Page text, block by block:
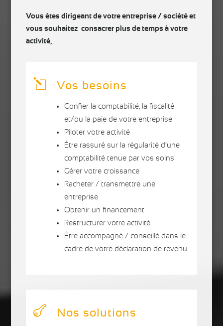
Vous êtes dirigeant de votre entreprise / société et
vous souhaitez consacrer plus de temps à votre
activité,
l Vos besoins
Confier la comptabilité, la fiscalité
et/ou la paie de votre entreprise
Piloter votre activité
Être rassuré sur la régularité d’une
comptabilité tenue par vos soins
Gérer votre croissance
Racheter / transmettre une
entreprise
Obtenir un financement
Restructurer votre activité
Être accompagné / conseillé dans le
cadre de votre déclaration de revenu
 Nos solutions